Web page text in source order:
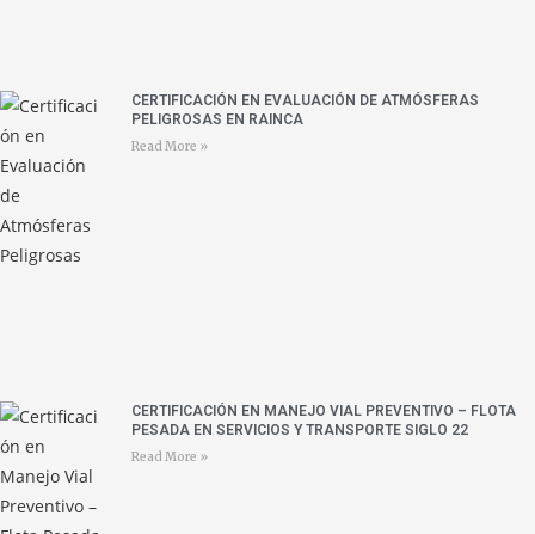
CERTIFICACIÓN EN EVALUACIÓN DE ATMÓSFERAS
PELIGROSAS EN RAINCA
Read More »
CERTIFICACIÓN EN MANEJO VIAL PREVENTIVO – FLOTA
PESADA EN SERVICIOS Y TRANSPORTE SIGLO 22
Read More »